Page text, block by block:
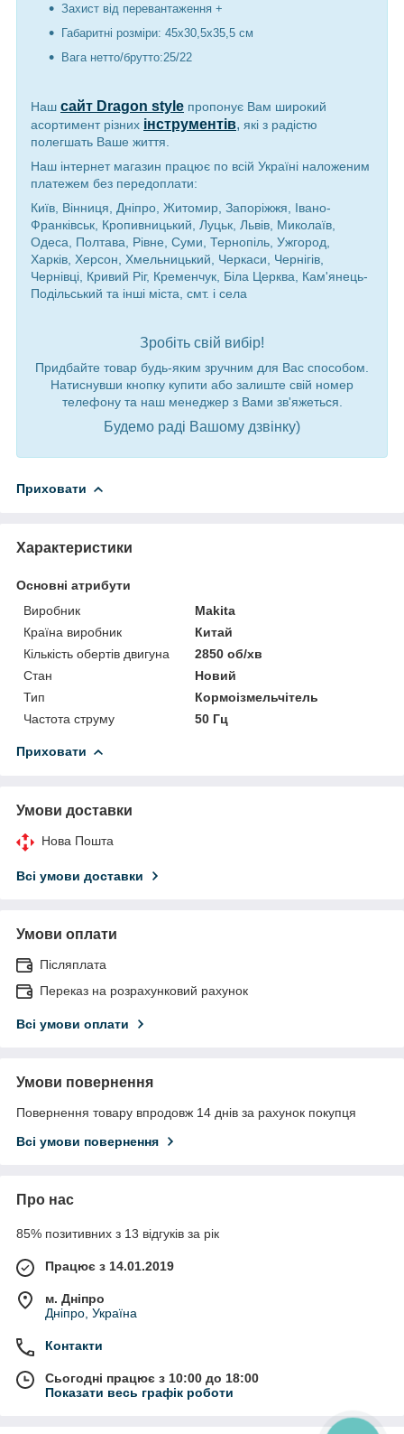
Захист від перевантаження +
Габаритні розміри: 45x30,5x35,5 см
Вага нетто/брутто:25/22
Наш сайт Dragon style пропонує Вам широкий
асортимент різних інструментів, які з радістю
полегшать Ваше життя.
Наш інтернет магазин працює по всій Україні наложеним
платежем без передоплати:
Київ, Вінниця, Дніпро, Житомир, Запоріжжя, Івано-
Франківськ, Кропивницький, Луцьк, Львів, Миколаїв,
Одеса, Полтава, Рівне, Суми, Тернопіль, Ужгород,
Харків, Херсон, Хмельницький, Черкаси, Чернігів,
Чернівці, Кривий Ріг, Кременчук, Біла Церква, Кам'янець-
Подільський та інші міста, смт. і села
Зробіть свій вибір!
Придбайте товар будь-яким зручним для Вас способом.
Натиснувши кнопку купити або залиште свій номер
телефону та наш менеджер з Вами зв'яжеться.
Будемо раді Вашому дзвінку)
Приховати
Характеристики
Основні атрибути
Виробник
Makita
Країна виробник
Китай
Кількість обертів двигуна
2850 об/хв
Стан
Новий
Тип
Кормоізмельчітель
Частота струму
50 Гц
Приховати
Умови доставки
Нова Пошта
Всі умови доставки
Умови оплати
Післяплата
Переказ на розрахунковий рахунок
Всі умови оплати
Умови повернення
Повернення товару впродовж 14 днів за рахунок покупця
Всі умови повернення
Про нас
85% позитивних з 13 відгуків за рік
Працює з 14.01.2019
м. Дніпро
Дніпро, Україна
Контакти
Сьогодні працює з 10:00 до 18:00
Показати весь графік роботи